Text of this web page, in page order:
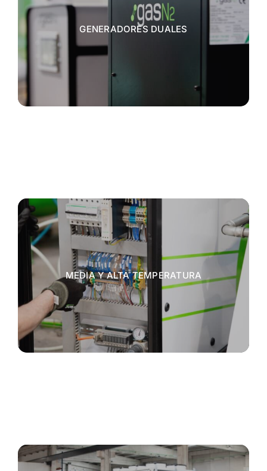
GENERADORES DUALES
MEDIA Y ALTA TEMPERATURA